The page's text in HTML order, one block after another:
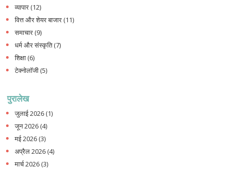
व्यापार (12)
वित्त और शेयर बाजार (11)
समाचार (9)
धर्म और संस्कृति(7)
शिक्षा (6)
टेक्नोलॉजी (5)
पुरालेख
जुलाई 2026 (1)
जून 2026 (4)
मई 2026 (3)
अप्रैल 2026 (4)
मार्च 2026 (3)